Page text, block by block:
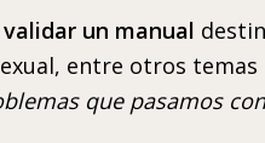
validar un manual
entre otros
que pasamos